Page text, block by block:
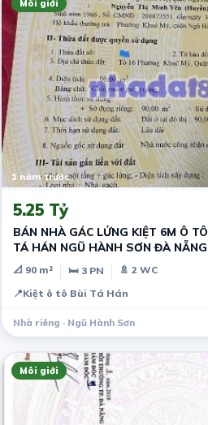
Môi giới
1 năm trước
5.25 Tỷ
BÁN NHÀ GÁC LỬNG KIỆT 6M Ô TÔ
TÁ HÁN NGŨ HÀNH SƠN ĐÀ NẴNG
📐 90 m² 🛏 3 PN
🚿 2 WC
📍Kiệt ô tô Bùi Tá Hán
Nhà riêng · Ngũ Hành Sơn
Môi giới